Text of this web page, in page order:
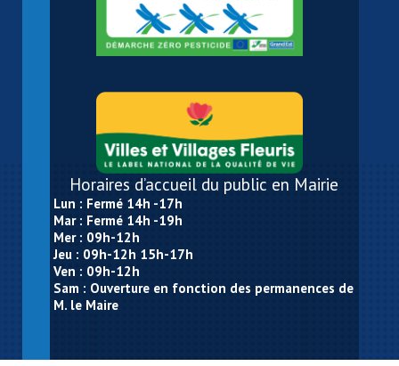
Horaires d’accueil du public en Mairie
Lun : Fermé 14h -17h
Mar : Fermé 14h -19h
Mer : 09h-12h
Jeu : 09h-12h 15h-17h
Ven : 09h-12h
Sam : Ouverture en fonction des permanences de
M. le Maire